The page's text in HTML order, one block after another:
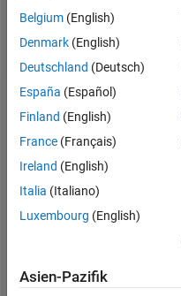
Statistik
-2
-1
2
3
4
Belgium (English)
Denmark (English)
Deutschland (Deutsch)
España (Español)
Finland (English)
France (Français)
Ireland (English)
Italia (Italiano)
Luxembourg (English)
Asien-Pazifik